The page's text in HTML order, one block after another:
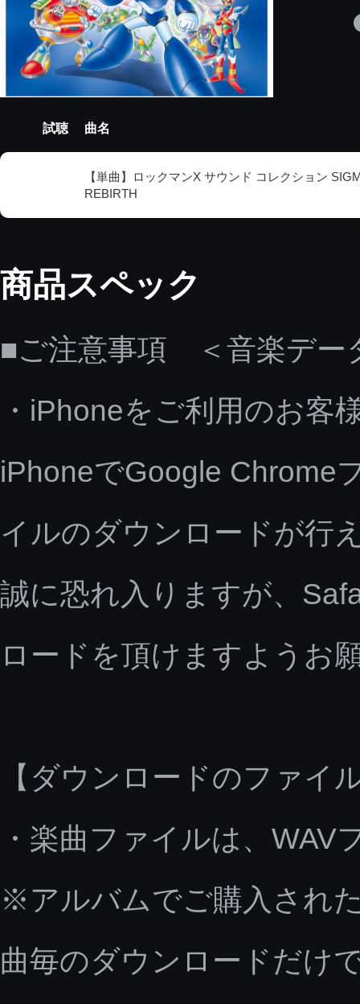
試聴 曲名
【単曲】ロックマンX サウンド コレクション
REBIRTH
商品スペック
■ご注意事項 ＜音楽デー
・iPhoneをご利用のお客
iPhoneでGoogle Chrome
イルのダウンロードが行
誠に恐れ入りますが、
ロードを頂けますようお
【ダウンロードのファイ
・楽曲ファイルは、
※アルバムでご購入され
曲毎のダウンロードだけ